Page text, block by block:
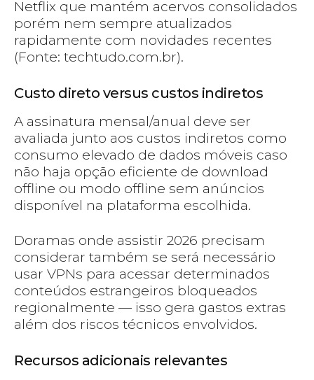
Netflix que mantém acervos consolidados
porém nem sempre atualizados
rapidamente com novidades recentes
(Fonte: techtudo.com.br).
Custo direto versus custos indiretos
A assinatura mensal/anual deve ser
avaliada junto aos custos indiretos como
consumo elevado de dados móveis caso
não haja opção eficiente de download
offline ou modo offline sem anúncios
disponível na plataforma escolhida.
Doramas onde assistir 2026 precisam
considerar também se será necessário
usar VPNs para acessar determinados
conteúdos estrangeiros bloqueados
regionalmente — isso gera gastos extras
além dos riscos técnicos envolvidos.
Recursos adicionais relevantes